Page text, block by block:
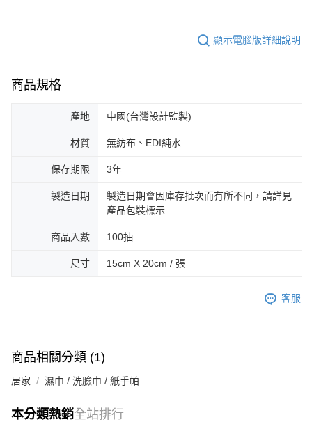
顯示電腦版詳細說明
商品規格
產地 中國(台灣設計監製)
材質 無紡布、EDI純水
保存期限 3年
製造日期
製造日期會因庫存批次而有所不同，請詳見
產品包裝標示
商品入數 100抽
尺寸 15cm X 20cm / 張
客服
商品相關分類 (1)
居家 濕巾 / 洗臉巾 / 紙手帕
本分類熱銷全站排行